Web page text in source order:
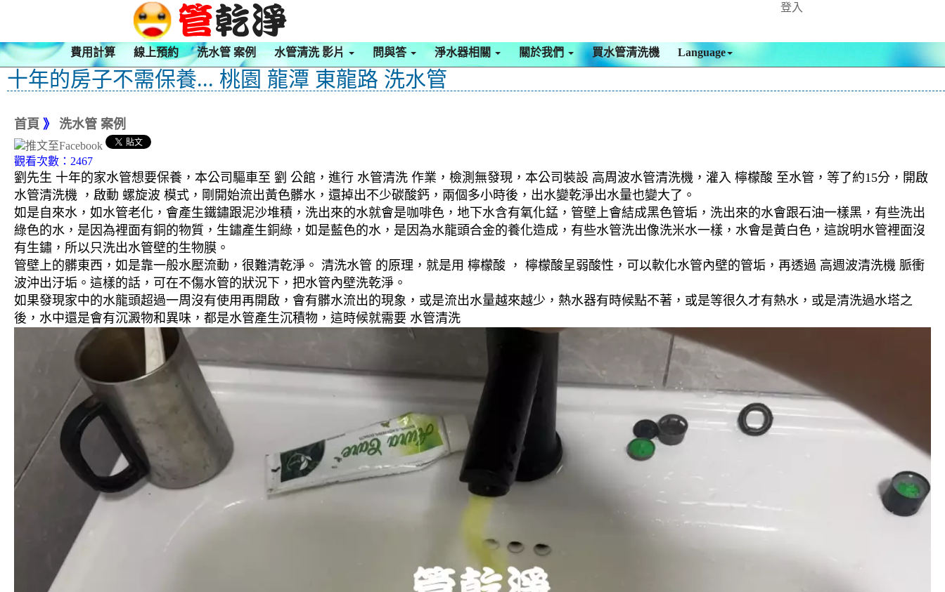
登入
費用計算 線上預約 洗水管 案例 水管清洗 影片 問與答 淨水器相關 關於我們 買水管清洗機 Language
十年的房子不需保養... 桃園 龍潭 東龍路 洗水管
首頁 》 洗水管 案例
觀看次數：2467
劉先生 十年的家水管想要保養，本公司驅車至 劉 公館，進行 水管清洗 作業，檢測無發現，本公司裝設 高周波水管清洗機，灌入 檸檬酸 至水管，等了約15分，開啟
水管清洗機 ，啟動 螺旋波 模式，剛開始流出黃色髒水，還掉出不少碳酸鈣，兩個多小時後，出水變乾淨出水量也變大了。
如是自來水，如水管老化，會產生鐵鏽跟泥沙堆積，洗出來的水就會是咖啡色，地下水含有氧化錳，管壁上會結成黑色管垢，洗出來的水會跟石油一樣黑，有些洗出
綠色的水，是因為裡面有銅的物質，生鏽產生銅綠，如是藍色的水，是因為水龍頭合金的養化造成，有些水管洗出像洗米水一樣，水會是黃白色，這說明水管裡面沒
有生鏽，所以只洗出水管壁的生物膜。
管壁上的髒東西，如是靠一般水壓流動，很難清乾淨。 清洗水管 的原理，就是用 檸檬酸 ， 檸檬酸呈弱酸性，可以軟化水管內壁的管垢，再透過 高週波清洗機 脈衝
波沖出汙垢。這樣的話，可在不傷水管的狀況下，把水管內壁洗乾淨。
如果發現家中的水龍頭超過一周沒有使用再開啟，會有髒水流出的現象，或是流出水量越來越少，熱水器有時候點不著，或是等很久才有熱水，或是清洗過水塔之
後，水中還是會有沉澱物和異味，都是水管產生沉積物，這時候就需要 水管清洗